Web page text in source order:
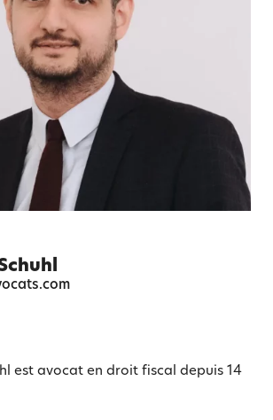
est avocat en droit fiscal depuis 14